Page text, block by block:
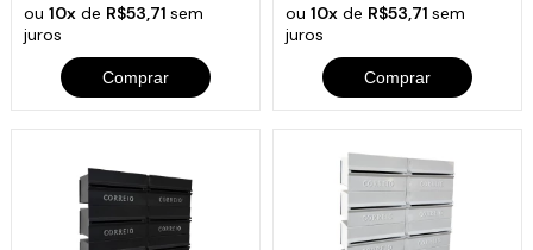
ou10x de R$53,71sem
juros
Comprar
ou 10xde R$53,71 sem
juros
Comprar